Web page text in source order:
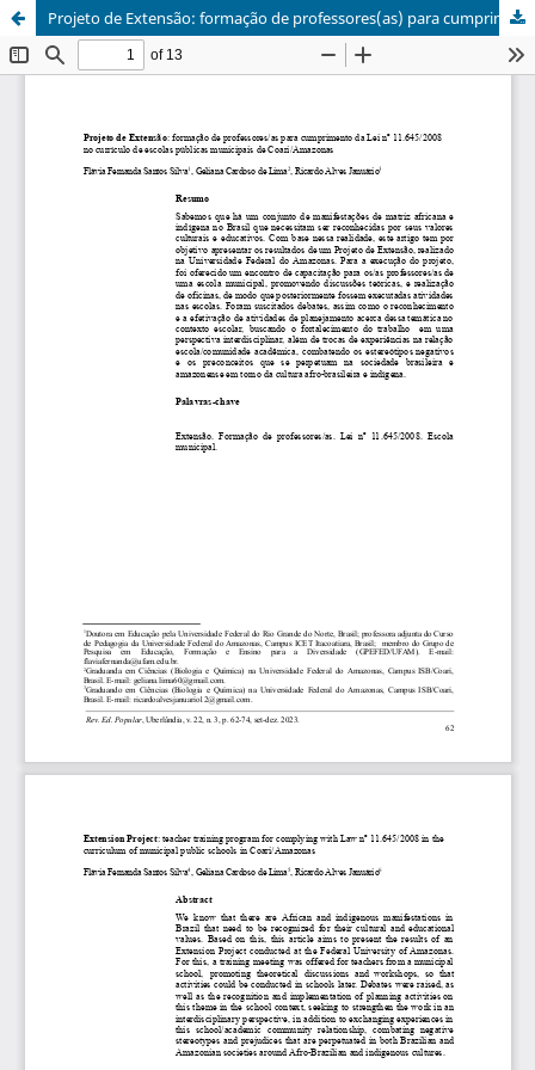
Projeto de Extensão: formação de professores(as) para cumprimento da Lei nº 11.645/2008 no currículo de escolas públicas municipais de Coari/Amazonas